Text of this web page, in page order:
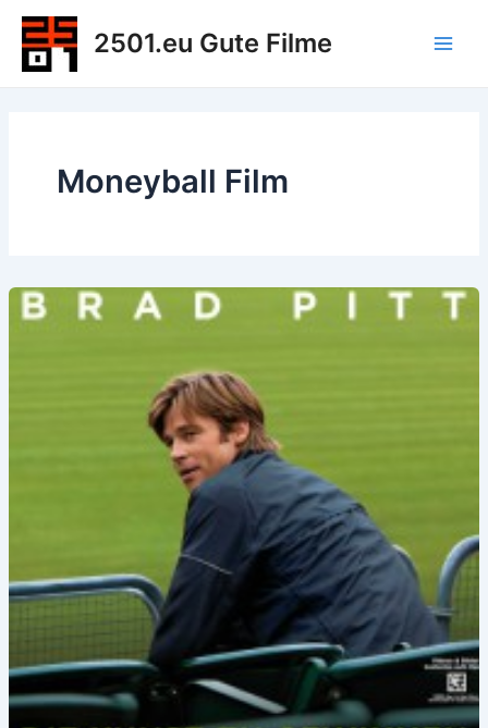
Zum
Inhalt
springen
2501.eu Gute Filme
Moneyball Film